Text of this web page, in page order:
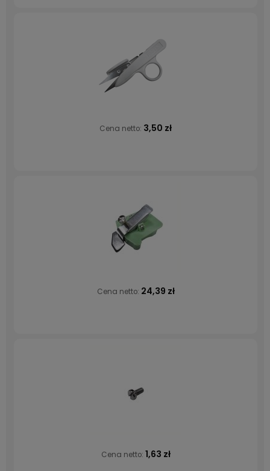
Cena netto: 3,50 zł
Cena netto: 24,39 zł
Cena netto: 1,63 zł